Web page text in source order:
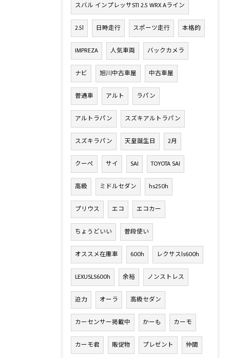
スバル インプレッサSTI 2.5 WRX Aライン
2.5l 日時走行 スポーツ走行 本格的
IMPREZA 人気車両 バックカメラ
ナビ 旭川中古車屋 中古車屋
普通車 アルト ラパン
アルトラパン スズキアルトラパン
スズキラパン 天皇誕生日 2月
クーペ サイ SAI TOYOTA SAI
高級 ミドルセダン hs250h
プリウス エコ エコカー
ちょうどいい 普段使い
オススメ在庫車 600h レクサスls600h
LEXUSLS600h 余裕 ノンストレス
迫力 オーラ 高級セダン
カーセンサー掲載中 かーも カーモ
カーモ君 販促物 プレゼント 仲間